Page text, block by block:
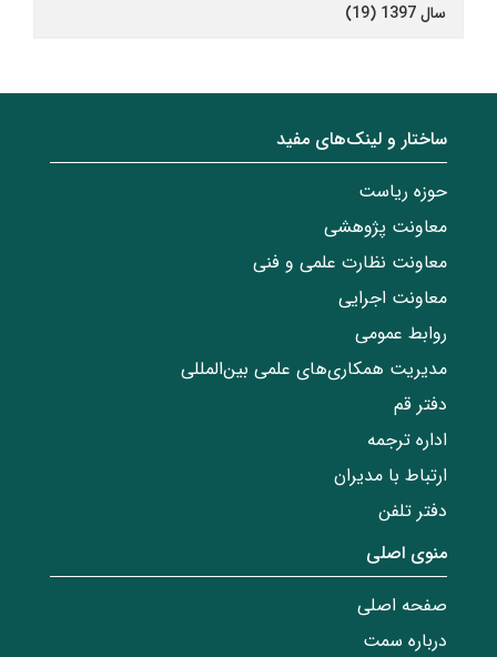
سال 1397 (19)
ساختار‌‌ و‌‌ لینک‌های مفید
حوزه ریاست
معاونت پژوهشی
معاونت نظارت علمی و فنی
معاونت اجرایی
روابط عمومی
مدیریت همکاری‌های علمی بین‌المللی
دفتر قم
اداره ترجمه
ارتباط با مدیران
دفتر تلفن
منوی اصلی
صفحه اصلی
درباره سمت